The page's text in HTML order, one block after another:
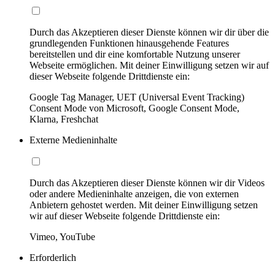
Durch das Akzeptieren dieser Dienste können wir dir über die
grundlegenden Funktionen hinausgehende Features
bereitstellen und dir eine komfortable Nutzung unserer
Webseite ermöglichen. Mit deiner Einwilligung setzen wir auf
dieser Webseite folgende Drittdienste ein:
Google Tag Manager, UET (Universal Event Tracking)
Consent Mode von Microsoft, Google Consent Mode,
Klarna, Freshchat
Externe Medieninhalte
Durch das Akzeptieren dieser Dienste können wir dir Videos
oder andere Medieninhalte anzeigen, die von externen
Anbietern gehostet werden. Mit deiner Einwilligung setzen
wir auf dieser Webseite folgende Drittdienste ein:
Vimeo, YouTube
Erforderlich